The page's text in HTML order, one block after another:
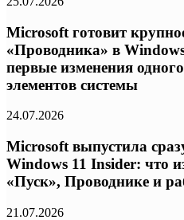
Microsoft готовит
«Проводника» в
первые изменения
элементов системы
24.07.2026
Microsoft выпустила
Windows 11 Insider: что
«Пуск», Проводнике и
21.07.2026